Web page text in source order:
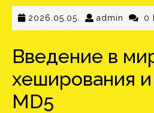
2026.05.05. 2026.05.05.
admin admin
0
Введение в
хеширования
MD5